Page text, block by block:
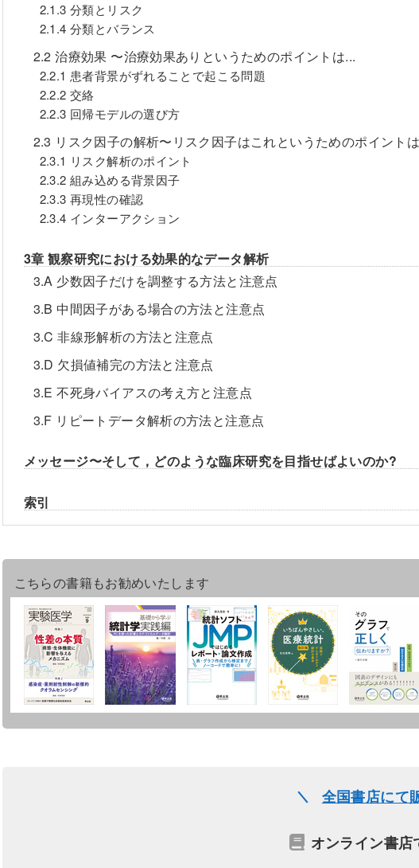
2.1.3 分類とリスク
2.1.4 分類とバランス
2.2 治療効果 〜治療効果ありというためのポイントは...
2.2.1 患者背景がずれることで起こる問題
2.2.2 交絡
2.2.3 回帰モデルの選び方
2.3 リスク因子の解析〜リスク因子はこれというためのポイント
2.3.1 リスク解析のポイント
2.3.2 組み込める背景因子
2.3.3 再現性の確認
2.3.4 インターアクション
3章 観察研究における効果的なデータ解析
3.A 少数因子だけを調整する方法と注意点
3.B 中間因子がある場合の方法と注意点
3.C 非線形解析の方法と注意点
3.D 欠損値補完の方法と注意点
3.E 不死身バイアスの考え方と注意点
3.F リピートデータ解析の方法と注意点
メッセージ〜そして，どのような臨床研究を目指せばよいのか?
索引
こちらの書籍もお勧めいたします
全国書店にて
オンライン書店